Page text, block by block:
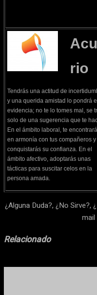
rio
Tendrás una actitud de
y una querida amistad lo pondrá
evidencia; no te lo tomes mal, se
solo de una sugerencia que te
En el ámbito laboral, te
en armonía con tus compañeros y
conquistarás su confianza. En el
ámbito afectivo, adoptarás unas
tácticas para suscitar celos en la
persona amada.
¿Alguna Duda?, ¿No
mail
Relacionado